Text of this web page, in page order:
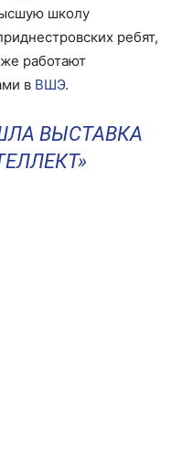
школу
ребят,
работают
в ВШЭ.
ВЫСТАВКА